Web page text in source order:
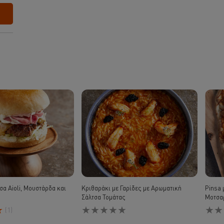
Aioli, Μουστάρδα και
(1)
Κριθαράκι με Γαρίδες με Αρωματική
Σάλτσα Τομάτας
Δεν
υποβλήθηκαν
Pinsa
Δεν